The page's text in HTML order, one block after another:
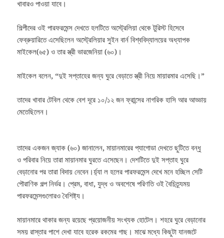
খাবারও পাওয়া যাবে।
শিল্পীদের ওই পারফরমেন্স দেখতে হলটিতে অস্ট্রেলিয়া থেকে টুরিস্ট হিসেবে
ফেব্রুয়ারিতে এসেছিলেন অস্ট্রেলিয়ার সুইন বার্ন বিশ্ববিদ্যালয়ের অধ্যাপক
মাইকেল(৬৫) ও তার স্ত্রী ভারজেনিয়া (৬০)।
মাইকেল বলেন, “দুই সপ্তাহের জন্য ঘুরে বেড়াতে স্ত্রী নিয়ে মায়ারমার এসেছি।”
তাদের খাবার টেবিল থেকে বেশ দূরে ১০/১২ জন ফ্রান্সের নাগরিক হাসি আর আড্ডায়
মেতেছিলেন।
তাদের একজন জ্যাক (৬০) জানালেন, মায়ানমারের প্যাগোডা দেখতে ছুটিতে বন্ধু
ও পরিবার নিয়ে তারা মায়ানমার ঘুরতে এসেছেন। দেশটিতে দুই সপ্তাহ ঘুরে
বেড়ানোর পর তারা বিদায় নেবেন।র্য়্যা ল হলের পারফরমেন্স দেখে মনে হচ্ছিল সেটি
পৌরাণিক গল্প নির্ভর। প্রেম, বাধা, যুদ্ধ ও অবশেষে পরিণতি ওই বৈচিত্র্যময়
পারফরমেন্সগুলোরও বৈশিষ্ট্য।
মায়ানমারে থাকার জন্য রয়েছে প্রয়োজনীয় সংখ্যক হোটেল। শহরে ঘুরে বেড়ানোর
সময় রাস্তার পাশে দেখা যাবে হরেক রকমের গাছ। মাঝে মধ্যে কিছুটা যানজটে